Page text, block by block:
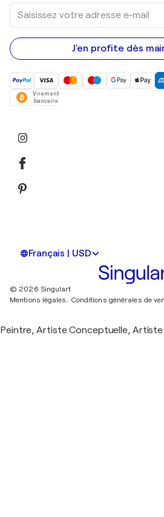
Saisissez
votre
adresse
e-
mail
J'en profite dès
Virement
bancaire
Français | USD
© 2026 Singulart
Mentions légales. Conditions générales de
Peintre, Artiste Conceptuelle, Artiste